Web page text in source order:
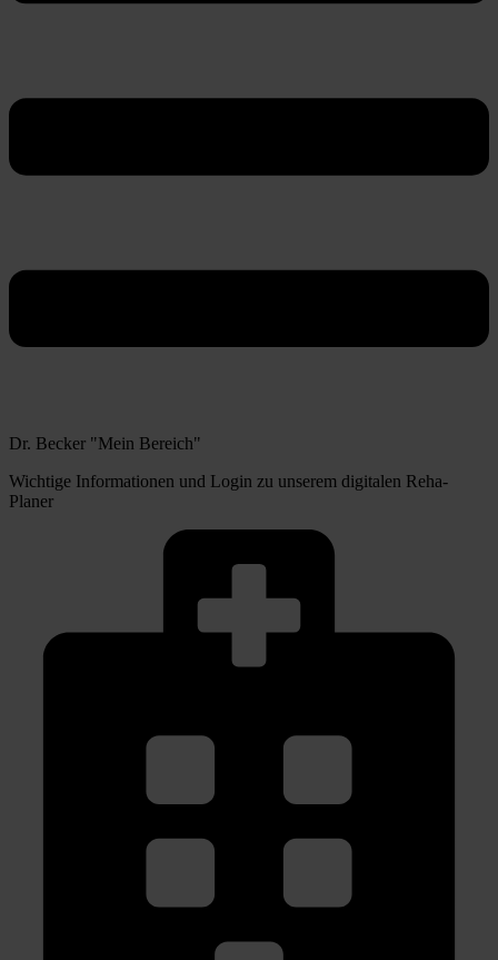
Dr. Becker "Mein Bereich"
Wichtige Informationen und Login zu unserem digitalen Reha-
Planer